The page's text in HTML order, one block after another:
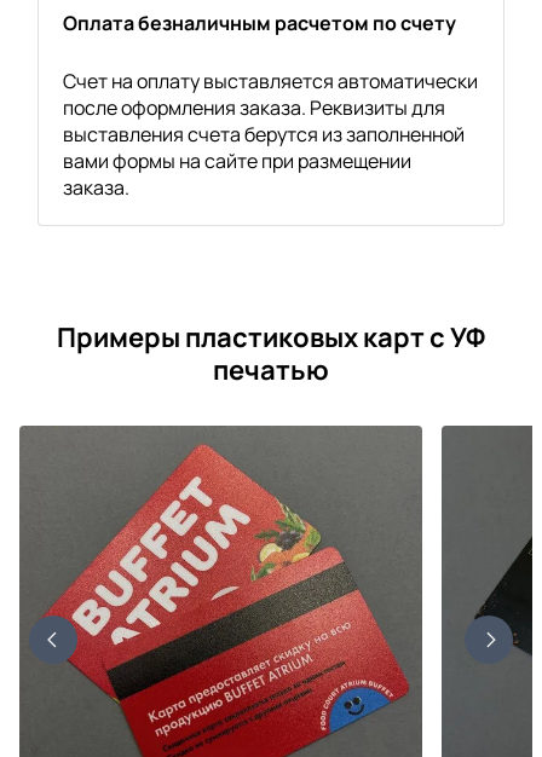
Оплата безналичным расчетом по счету
Счет на оплату выставляется автоматически
после оформления заказа. Реквизиты для
выставления счета берутся из заполненной
вами формы на сайте при размещении
заказа.
Примеры пластиковых карт с УФ
печатью